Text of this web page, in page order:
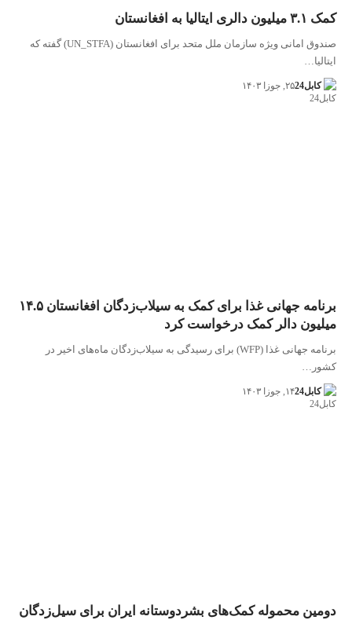
کمک ۳.۱ میلیون دالری ایتالیا به افغانستان
صندوق امانی ویژه سازمان ملل متحد برای افغانستان (UN_STFA) گفته که
ایتالیا…
کابل24 ۲۵, جوزا ۱۴۰۳
برنامه جهانی غذا برای کمک به سیلاب‌زدگان افغانستان ۱۴.۵
میلیون دالر کمک درخواست کرد
برنامه جهانی غذا (WFP) برای رسیدگی به سیلاب‌زدگان ماه‌های اخیر در
کشور…
کابل24 ۱۴, جوزا ۱۴۰۳
دومین محموله کمک‌های بشردوستانه ایران برای سیل‌زدگان